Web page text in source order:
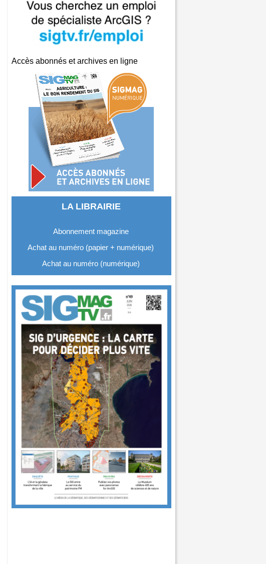
Accès abonnés et archives en ligne
LA LIBRAIRIE
Abonnement magazine
Achat au numéro (papier + numérique)
Achat au numéro (numérique)